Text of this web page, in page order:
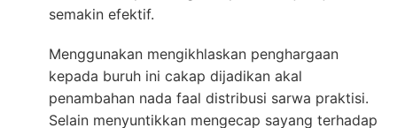
semakin efektif.
Menggunakan mengikhlaskan penghargaan
kepada buruh ini cakap dijadikan akal
penambahan nada faal distribusi sarwa praktisi.
Selain menyuntikkan mengecap sayang terhadap